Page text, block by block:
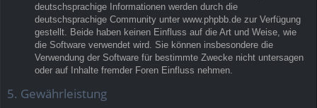
deutschsprachige Informationen werden durch die
deutschsprachige Community unter www.phpbb.de zur Verfügung
gestellt. Beide haben keinen Einfluss auf die Art und Weise, wie
die Software verwendet wird. Sie können insbesondere die
Verwendung der Software für bestimmte Zwecke nicht untersagen
oder auf Inhalte fremder Foren Einfluss nehmen.
5. Gewährleistung